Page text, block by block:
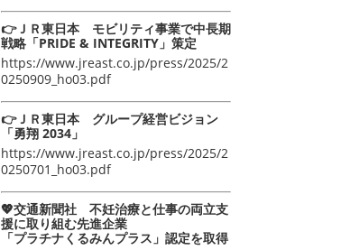
👉ＪＲ東日本 モビリティ事業で中長期
戦略「PRIDE & INTEGRITY」策定
https://www.jreast.co.jp/press/2025/2
0250909_ho03.pdf
👉ＪＲ東日本 グループ経営ビジョン
「勇翔 2034」
https://www.jreast.co.jp/press/2025/2
0250701_ho03.pdf
💖交通新聞社 不妊治療と仕事の両立支
援に取り組む先進企業
「プラチナくるみんプラス」認定を取得